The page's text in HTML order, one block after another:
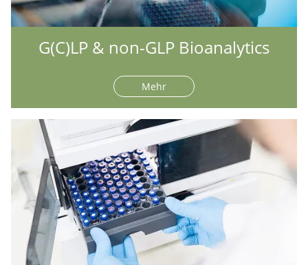
G(C)LP & non-GLP Bioanalytics
Mehr